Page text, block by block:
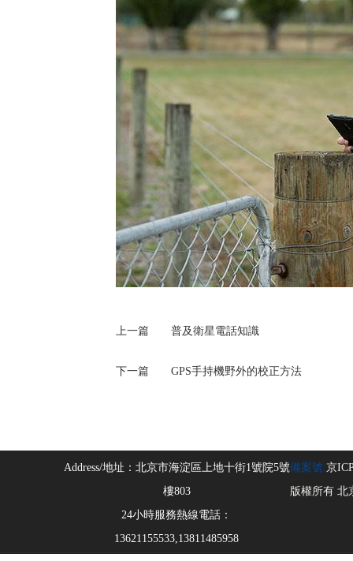
上一篇 普及衛星電話知識
下一篇 GPS手持機野外的校正方法
Address/地址： 北京市海淀區上地十街1號院5號
樓803
24小時服務熱線電話：
13621155533,13811485958
備案號:京
版權所有 北